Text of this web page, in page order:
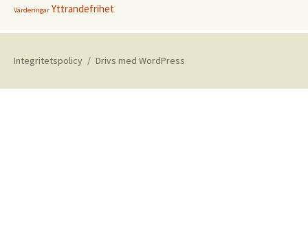
Värderingar Yttrandefrihet
Integritetspolicy Drivs med WordPress